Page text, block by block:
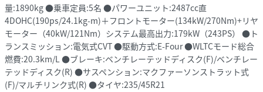
量:1890kg ●乗車定員:5名 ●パワーユニット:2487cc直
4DOHC(190ps/24.1kg-m)＋フロントモーター(134kW/270Nm)+リヤ
モーター（40kW/121Nm）システム最高出力:179kW（243PS） ●ト
ランスミッション:電気式CVT ●駆動方式:E-Four ●WLTCモード総合
燃費:20.3km/L ●ブレーキ:ベンチレーテッドディスク(F)/ベンチレー
テッドディスク(R) ●サスペンション:マクファーソンストラット式
(F)/マルチリンク式(R) ●タイヤ:235/45R21